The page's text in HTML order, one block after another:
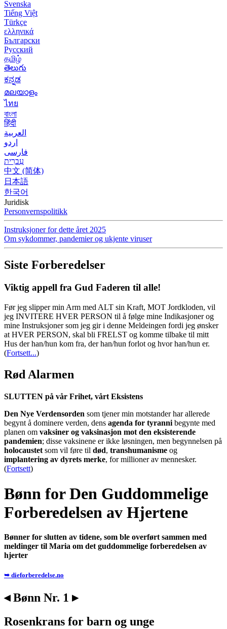
Svenska
Tiếng Việt
Türkçe
ελληνικά
Български
Русский
தமிழ்
తెలుగు
ಕನ್ನಡ
മലയാളം
ไทย
বাংলা
हिंदी
العربية
اردو
فارسی
עִברִית
中文 (简体)
日本語
한국어
Juridisk
Personvernspolitikk
Instruksjoner for dette året 2025
Om sykdommer, pandemier og ukjente viruser
Siste Forberedelser
Viktig appell fra Gud Faderen til alle!
Før jeg slipper min Arm med ALT sin Kraft, MOT Jordkloden, vil
jeg INVITERE HVER PERSON til å følge mine Indikasjoner og
mine Instruksjoner som jeg gir i denne Meldeingen fordi jeg ønsker
at HVER PERSON, skal bli FRELST og komme tilbake til mitt
Hus der han/hun kom fra, der han/hun forlot og hvor han/hun er.
(Fortsett...)
Rød Alarmen
SLUTTEN på vår Frihet, vårt Eksistens
Den Nye Verdensorden som tjener min motstander har allerede
begynt å dominere verden, dens agenda for tyranni begynte med
planen om vaksiner og vaksinasjon mot den eksisterende
pandemien; disse vaksinene er ikke løsningen, men begynnelsen på
holocaustet som vil føre til død, transhumanisme og
implantering av dyrets merke, for millioner av mennesker.
(Fortsett)
Bønn for Den Guddommelige
Forberedelsen av Hjertene
Bønner for slutten av tidene, som ble overført sammen med
meldinger til Maria om det guddommelige forberedelsen av
hjerter
➥ dieforberedelse.no
◂ Bønn Nr. 1 ▸
Rosenkrans for barn og unge